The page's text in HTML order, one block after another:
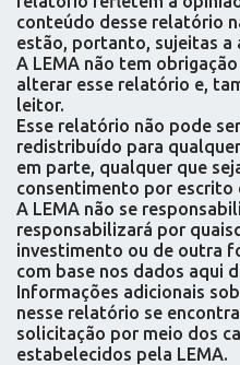
conteúdo desse relatório
estão, portanto, sujeitas a
A LEMA não tem
alterar esse relatório e,
leitor.
Esse relatório não pode
redistribuído para
em parte, qualquer que
consentimento por escrito
A LEMA não se
responsabilizará por
investimento ou de outra
com base nos dados aqui
Informações adicionais
nesse relatório se
solicitação por meio dos
estabelecidos pela LEMA.